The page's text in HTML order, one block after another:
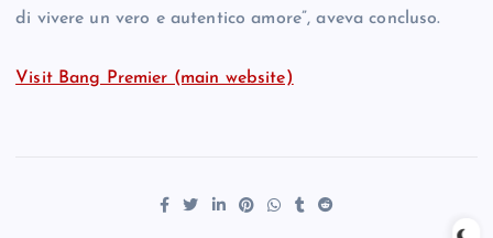
di vivere un vero e autentico amore”, aveva concluso.
Visit Bang Premier (main website)